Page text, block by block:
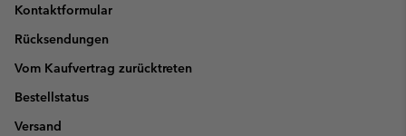
Kontaktformular
Rücksendungen
Vom Kaufvertrag zurücktreten
Bestellstatus
Versand